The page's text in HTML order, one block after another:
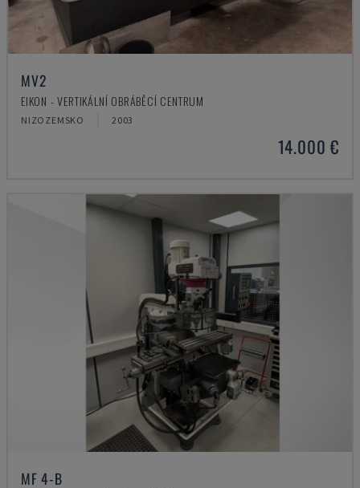
MV2
EIKON - VERTIKÁLNÍ OBRÁBĚCÍ CENTRUM
NIZOZEMSKO 2003
14.000 €
MF 4-B